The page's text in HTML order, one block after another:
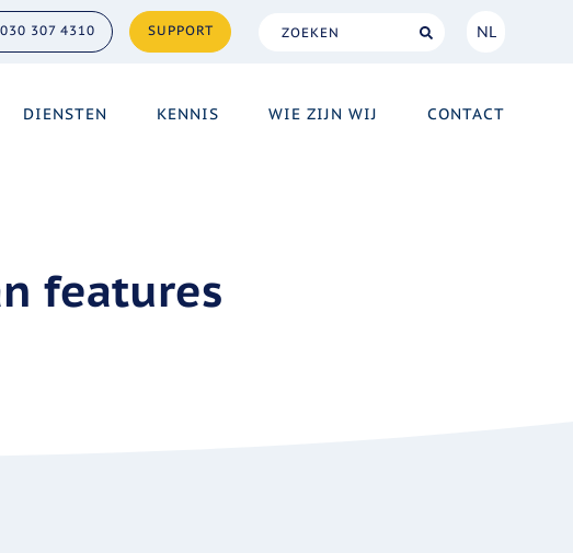
030 307 4310 SUPPORT NL
EN
DIENSTEN KENNIS WIE ZIJN WIJ CONTACT
features